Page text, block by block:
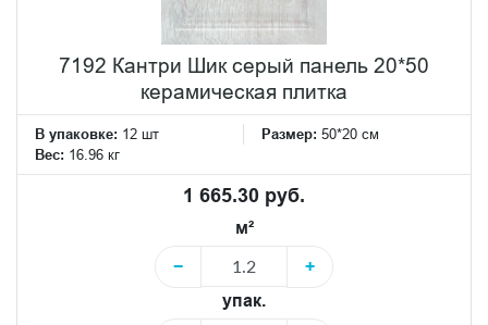
7192 Кантри Шик серый панель 20*50
керамическая плитка
В упаковке: 12 шт Размер: 50*20 см
Вес: 16.96 кг
1 665.30 руб.
м²
−
+
упак.